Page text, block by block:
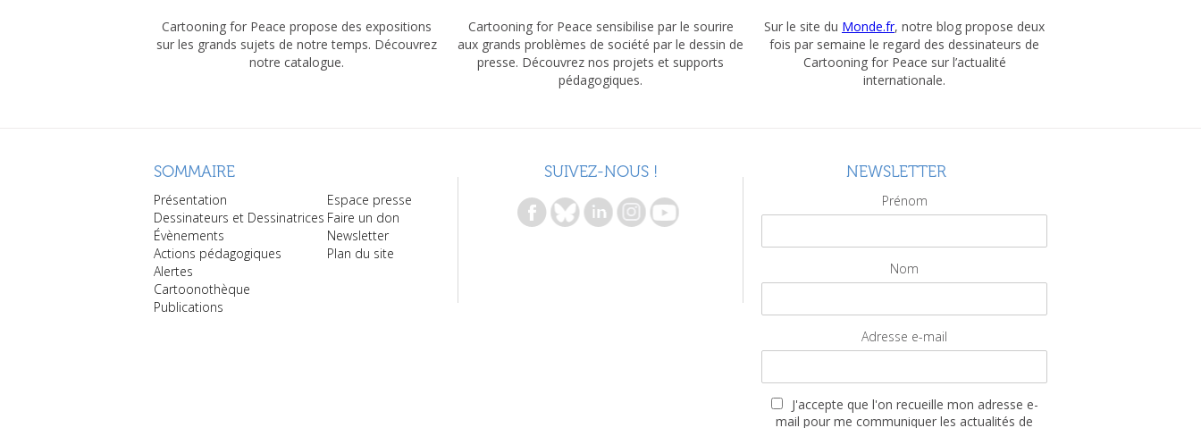
Cartooning for Peace propose des expositions
sur les grands sujets de notre temps. Découvrez
notre catalogue.
Cartooning for Peace sensibilise par le sourire
aux grands problèmes de société par le dessin de
presse. Découvrez nos projets et supports
pédagogiques.
Sur le site du Monde.fr, notre blog propose deux
fois par semaine le regard des dessinateurs de
Cartooning for Peace sur l’actualité
internationale.
SOMMAIRE
Présentation
Dessinateurs et Dessinatrices
Évènements
Actions pédagogiques
Alertes
Cartoonothèque
Publications
Espace presse
Faire un don
Newsletter
Plan du site
SUIVEZ-NOUS ! NEWSLETTER
Prénom
Nom
Adresse e-mail
J'accepte que l'on recueille mon adresse e-
mail pour me communiquer les actualités de